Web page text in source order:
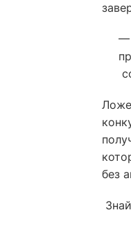
—
без